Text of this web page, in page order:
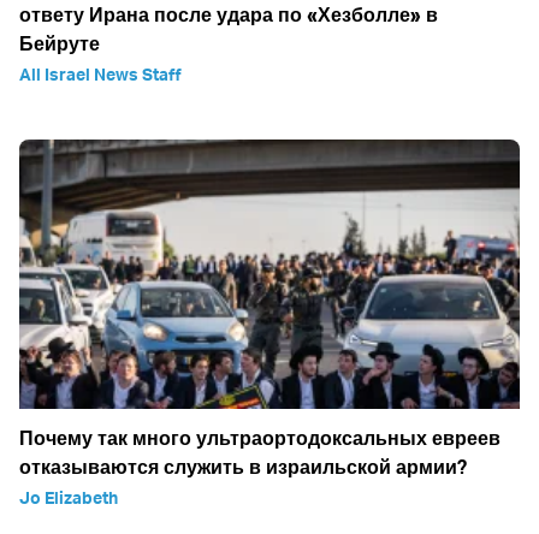
ответу Ирана после удара по «Хезболле» в
Бейруте
All Israel News Staff
Почему так много ультраортодоксальных евреев
отказываются служить в израильской армии?
Jo Elizabeth